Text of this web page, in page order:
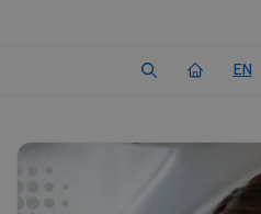
EN